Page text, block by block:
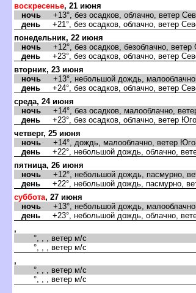
оскресенье, 21 июня
ночь +13°, без осадков, облачно, ветер
день +21°, без осадков, облачно, ветер
понедельник, 22 июня
ночь +12°, без осадков, безоблачно, ветер
день +23°, без осадков, облачно, ветер
торник, 23 июня
ночь +13°, небольшой дождь,
день +24°, без осадков, облачно, ветер
среда, 24 июня
ночь +14°, без осадков, малооблачно,
день +23°, без осадков, облачно, ветер
четверг, 25 июня
ночь +14°, дождь, малооблачно, ветер
день +22°, небольшой дождь, облачно,
пятница, 26 июня
ночь +12°, небольшой дождь, пасмурно,
день +22°, небольшой дождь, пасмурно,
суббота, 27 июня
ночь +13°, небольшой дождь,
день +23°, небольшой дождь, облачно,
,
°, , , ветер м/с
°, , , ветер м/с
,
°, , , ветер м/с
°, , , ветер м/с